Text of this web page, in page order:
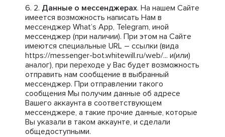
Данные о мессенджерах. На нашем Сайте
имеется возможность написать Нам в
мессенджер What’s App, Telegram, иной
мессенджер (при наличии). При этом на Сайте
имеются специальные URL – ссылки (вида
https://messenger-bot.whitewill.ru/web/... и(или)
аналог), при переходе у Вас будет возможность
отправить нам сообщение в выбранный
мессенджер. При отправлении такого
сообщения Мы получим данные об адресе
Вашего аккаунта в соответствующем
мессенджере, а такие прочие данные, которые
Вы указали в таком аккаунте, и сделали
общедоступными.